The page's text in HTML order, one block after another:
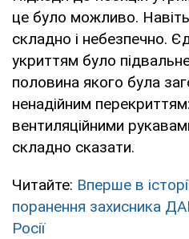
це було можливо.
складно і небезпечно.
укриттям було
половина якого була
ненадійним
вентиляційними
складно сказати.
Читайте: Вперше в
поранення захисника
Росії